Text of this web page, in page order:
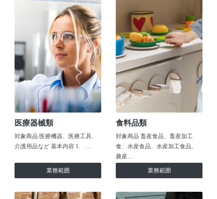
医療器械類
対象商品 医療機器、医療工具、
介護用品など 基本内容 1. …
業務範囲
食料品類
対象商品 畜産食品、畜産加工
食、水産食品、水産加工食品、
農産…
業務範囲